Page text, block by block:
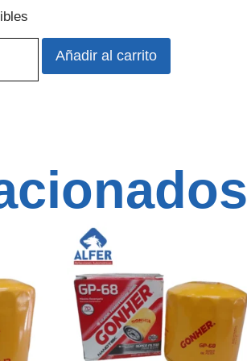
Añadir al carrito